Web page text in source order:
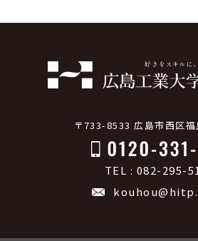
〒733-8533 広島市西区
TEL : 082-295-